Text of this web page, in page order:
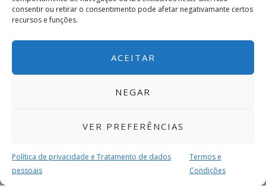
consentir ou retirar o consentimento pode afetar negativamante certos
recursos e funções.
ACEITAR
NEGAR
VER PREFERÊNCIAS
Política de privacidade e Tratamento de dados
pessoais
Termos e
Condições